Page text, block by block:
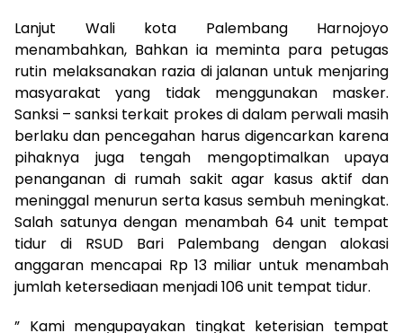
Lanjut Wali kota Palembang Harnojoyo
menambahkan, Bahkan ia meminta para petugas
rutin melaksanakan razia di jalanan untuk menjaring
masyarakat yang tidak menggunakan masker.
Sanksi – sanksi terkait prokes di dalam perwali masih
berlaku dan pencegahan harus digencarkan karena
pihaknya juga tengah mengoptimalkan upaya
penanganan di rumah sakit agar kasus aktif dan
meninggal menurun serta kasus sembuh meningkat.
Salah satunya dengan menambah 64 unit tempat
tidur di RSUD Bari Palembang dengan alokasi
anggaran mencapai Rp 13 miliar untuk menambah
jumlah ketersediaan menjadi 106 unit tempat tidur.
” Kami mengupayakan tingkat keterisian tempat